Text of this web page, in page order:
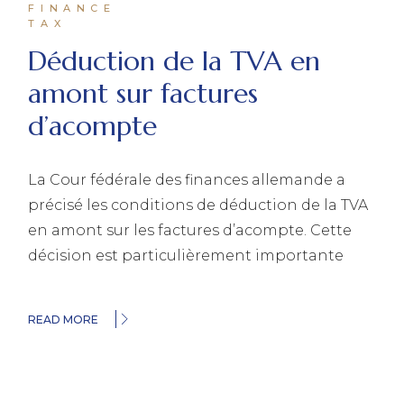
FINANCE
TAX
Déduction de la TVA en
amont sur factures
d’acompte
La Cour fédérale des finances allemande a
précisé les conditions de déduction de la TVA
en amont sur les factures d’acompte. Cette
décision est particulièrement importante
READ MORE